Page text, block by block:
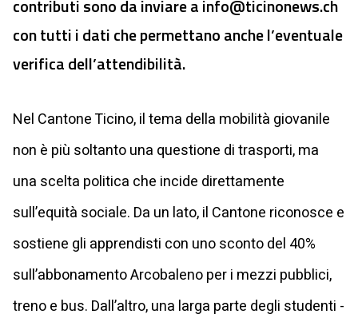
contributi sono da inviare ainfo@ticinonews.ch
con tutti i dati che permettano anche l’eventuale
verifica dell’attendibilità.
Nel Cantone Ticino, il tema della mobilità giovanile
non è più soltanto una questione di trasporti, ma
una scelta politica che incide direttamente
sull’equità sociale. Da un lato, il Cantone riconosce e
sostiene gli apprendisti con uno sconto del 40%
sull’abbonamento Arcobaleno per i mezzi pubblici,
treno e bus. Dall’altro, una larga parte degli studenti -